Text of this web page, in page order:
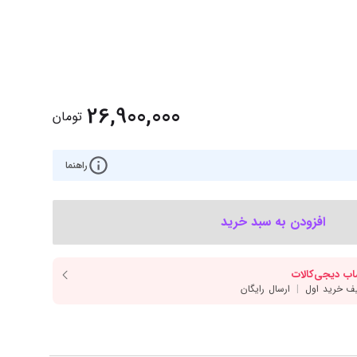
26,900,000 تومان
راهنما
افزودن به سبد خرید